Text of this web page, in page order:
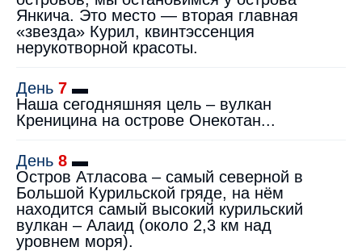
Янкича. Это место — вторая главная
«звезда» Курил, квинтэссенция
нерукотворной красоты.
День 7 ▬
Наша сегодняшняя цель – вулкан
Креницина на острове Онекотан...
День 8 ▬
Остров Атласова – самый северной в
Большой Курильской гряде, на нём
находится самый высокий курильский
вулкан – Алаид (около 2,3 км над
уровнем моря).